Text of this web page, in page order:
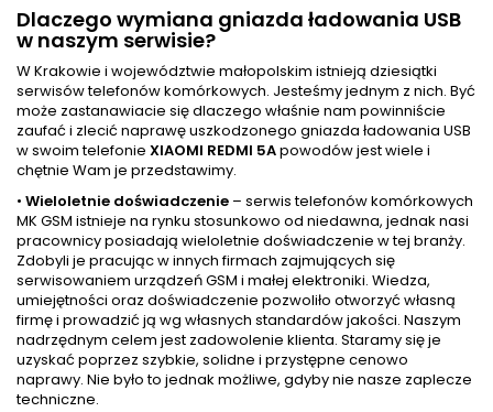
Dlaczego wymiana gniazda ładowania USB
w naszym serwisie?
W Krakowie i województwie małopolskim istnieją dziesiątki
serwisów telefonów komórkowych. Jesteśmy jednym z nich. Być
może zastanawiacie się dlaczego właśnie nam powinniście
zaufać i zlecić naprawę uszkodzonego gniazda ładowania USB
w swoim telefonie XIAOMI REDMI 5Apowodów jest wiele i
chętnie Wam je przedstawimy.
• Wieloletnie doświadczenie – serwis telefonów komórkowych
MK GSM istnieje na rynku stosunkowo od niedawna, jednak nasi
pracownicy posiadają wieloletnie doświadczenie w tej branży.
Zdobyli je pracując w innych firmach zajmujących się
serwisowaniem urządzeń GSM i małej elektroniki. Wiedza,
umiejętności oraz doświadczenie pozwoliło otworzyć własną
firmę i prowadzić ją wg własnych standardów jakości. Naszym
nadrzędnym celem jest zadowolenie klienta. Staramy się je
uzyskać poprzez szybkie, solidne i przystępne cenowo
naprawy. Nie było to jednak możliwe, gdyby nie nasze zaplecze
techniczne.